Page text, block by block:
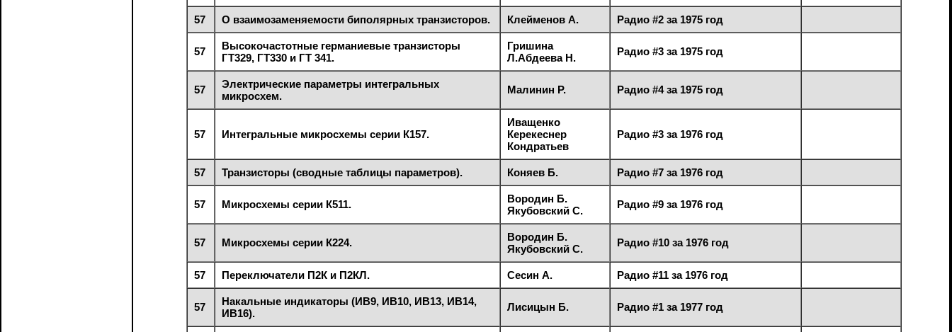
57 О взаимозаменяемости биполярных транзисторов. Клейменов А. Радио #2 за 1975 год
57
Высокочастотные германиевые транзисторы
ГТ329, ГТ330 и ГТ 341.
Гришина
Л.Абдеева Н.
Радио #3 за 1975 год
57
Электрические параметры интегральных
микросхем.
Малинин Р. Радио #4 за 1975 год
57 Интегральные микросхемы серии К157.
Иващенко
Керекеснер
Кондратьев
Радио #3 за 1976 год
57 Транзисторы (сводные таблицы параметров). Коняев Б. Радио #7 за 1976 год
57 Микросхемы серии К511.
Вородин Б.
Якубовский С.
Радио #9 за 1976 год
57 Микросхемы серии К224.
Вородин Б.
Якубовский С.
Радио #10 за 1976 год
57 Переключатели П2К и П2КЛ. Сесин А. Радио #11 за 1976 год
57
Накальные индикаторы (ИВ9, ИВ10, ИВ13, ИВ14,
ИВ16).
Лисицын Б. Радио #1 за 1977 год